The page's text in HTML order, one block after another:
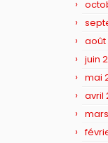
août
juin
mai
avril